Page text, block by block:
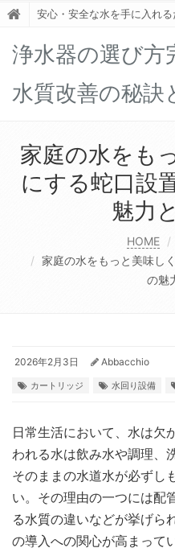
安心・安全な水を手に入れ
浄水器の選び方
水質改善の秘訣
家庭の水をも
にする蛇口設
魅力
HOME
家庭の水をもっと美味し
の魅
2026年2月3日 Abbacchio
カートリッジ 水回り設備
日常生活において、水は欠
われる水は飲み水や調理、
そのままの水道水が必ずし
い。その理由の一つには配
る水質の違いなどが挙げら
の導入への関心が高まって